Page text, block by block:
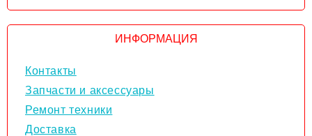
ИНФОРМАЦИЯ
Контакты
Запчасти и аксессуары
Ремонт техники
Доставка